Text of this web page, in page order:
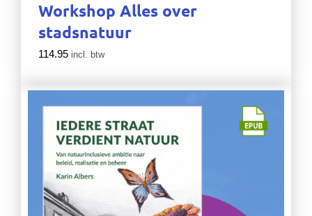
Workshop Alles over
stadsnatuur
114.95 incl. btw